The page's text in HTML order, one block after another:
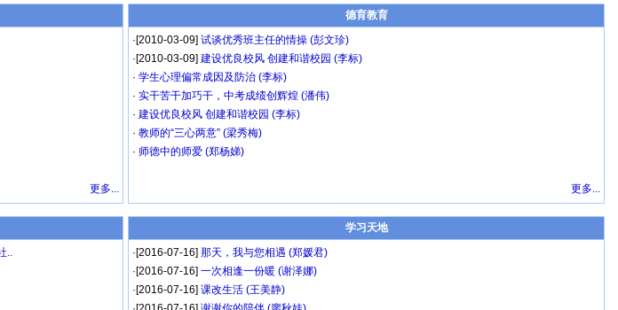
更多...
..
德育教育
·[2010-03-09] 试谈优秀班主任的情操 (彭文珍)
·[2010-03-09] 建设优良校风 创建和谐校园 (李标)
· 学生心理偏常成因及防治 (李标)
· 实干苦干加巧干，中考成绩创辉煌 (潘伟)
· 建设优良校风 创建和谐校园 (李标)
· 教师的“三心两意” (梁秀梅)
· 师德中的师爱 (郑杨娣)
更多...
学习天地
·[2016-07-16] 那天，我与您相遇 (郑媛君)
·[2016-07-16] 一次相逢一份暖 (谢泽娜)
·[2016-07-16] 课改生活 (王美静)